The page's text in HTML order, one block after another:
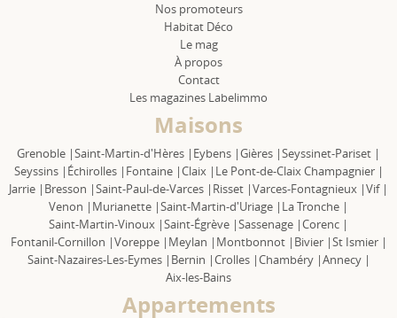
Nos promoteurs
Habitat Déco
Le mag
À propos
Contact
Les magazines Labelimmo
Maisons
Grenoble |Saint-Martin-d'Hères | Eybens |Gières |Seyssinet-Pariset |
Seyssins | Échirolles | Fontaine |Claix | Le Pont-de-Claix Champagnier |
Jarrie | Bresson |Saint-Paul-de-Varces | Risset |Varces-Fontagnieux |Vif |
Venon | Murianette |Saint-Martin-d'Uriage | La Tronche |
Saint-Martin-Vinoux |Saint-Égrève |Sassenage |Corenc |
Fontanil-Cornillon |Voreppe | Meylan | Montbonnot | Bivier |St Ismier |
Saint-Nazaires-Les-Eymes | Bernin |Crolles |Chambéry |Annecy |
Aix-les-Bains
Appartements